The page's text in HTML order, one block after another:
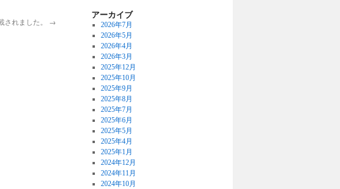
されました。 →
アーカイブ
2026年7月
2026年5月
2026年4月
2026年3月
2025年12月
2025年10月
2025年9月
2025年8月
2025年7月
2025年6月
2025年5月
2025年4月
2025年1月
2024年12月
2024年11月
2024年10月